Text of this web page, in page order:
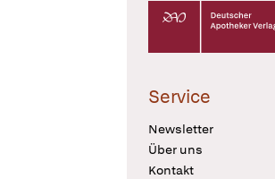
Deutscher
Service
Newsletter
Über uns
Kontakt